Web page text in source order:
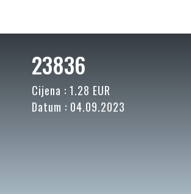
23836
Cijena : 1.28 EUR
Datum : 04.09.2023